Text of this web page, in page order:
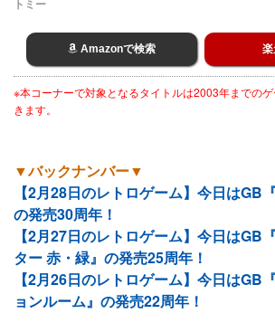
トミー
Amazonで検索
※本コーナーで対象となるタイトルは2003年までの
きます。
▼バックナンバー▼
【2月28日のレトロゲーム】今日はGB
の発売30周年！
【2月27日のレトロゲーム】今日はGB
ター 赤・緑』の発売25周年！
【2月26日のレトロゲーム】今日はGB
ョンルーム』の発売22周年！